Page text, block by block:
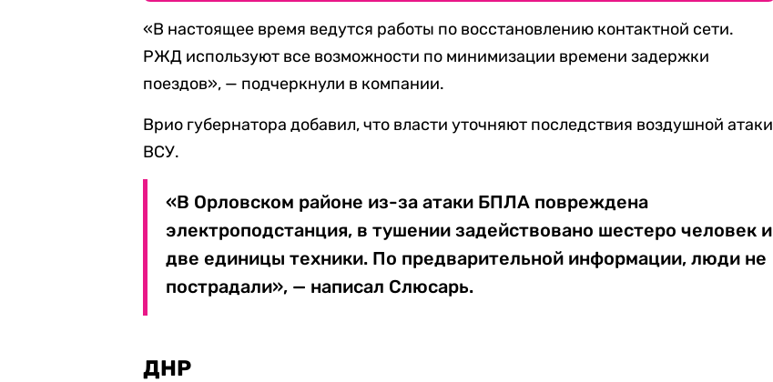
«В настоящее время ведутся работы по восстановлению контактной сети.
РЖД используют все возможности по минимизации времени задержки
поездов», — подчеркнули в компании.
Врио губернатора добавил, что власти уточняют последствия воздушной атаки
ВСУ.
«В Орловском районе из-за атаки БПЛА повреждена
электроподстанция, в тушении задействовано шестеро человек и
две единицы техники. По предварительной информации, люди не
пострадали», — написал Слюсарь.
ДНР